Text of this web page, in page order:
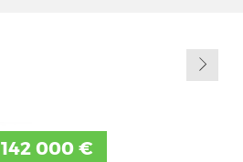
142 000 €